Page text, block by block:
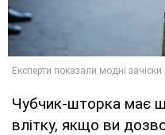
Чубчик-шторка має
влітку, якщо ви